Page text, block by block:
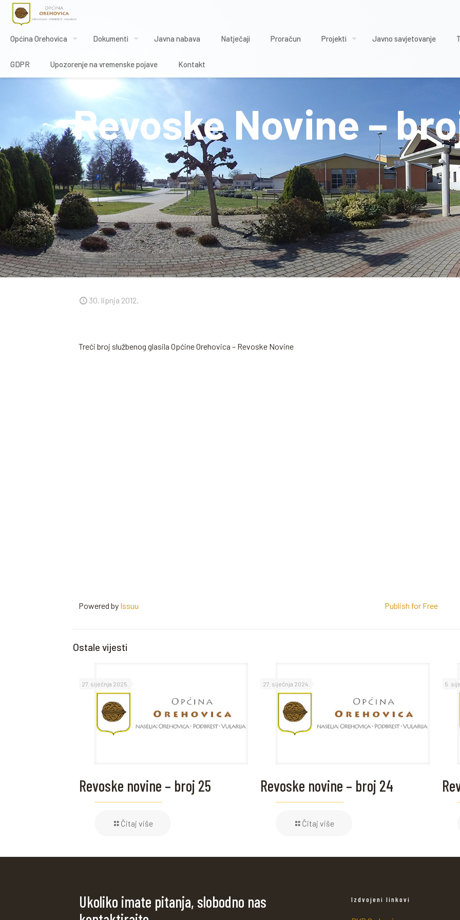
Općina Orehovica Dokumenti Javna nabava Natječaji Proračun Projekti Javno savjetovanje
GDPR Upozorenje na vremenske pojave Kontakt
Revoske Novine –
30. lipnja 2012.
Treći broj službenog glasila Općine Orehovica – Revoske Novine
Powered by Issuu Publish for Free
Ostale vijesti
27. siječnja 2025.
Revoske novine – broj 25
Čitaj više
27. siječnja 2024.
Revoske novine – broj 24
Čitaj više
5.
Ukoliko imate pitanja, slobodno nas
Izdvojeni linkovi